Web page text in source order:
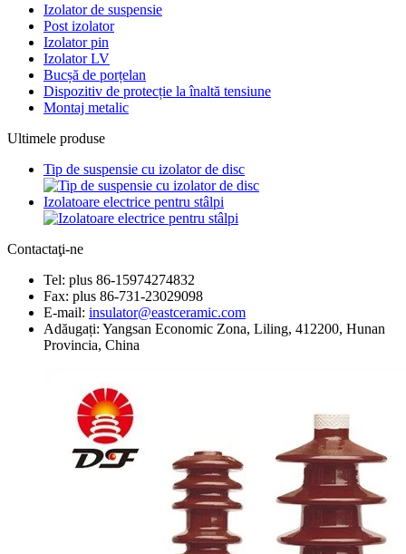
Izolator de suspensie
Post izolator
Izolator pin
Izolator LV
Bucșă de porțelan
Dispozitiv de protecție la înaltă tensiune
Montaj metalic
Ultimele produse
Tip de suspensie cu izolator de disc
Izolatoare electrice pentru stâlpi
Contactaţi-ne
Tel: plus 86-15974274832
Fax: plus 86-731-23029098
E-mail: insulator@eastceramic.com
Adăugați: Yangsan Economic Zona, Liling, 412200, Hunan
Provincia, China